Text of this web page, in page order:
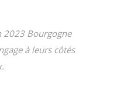
2023 Bourgogne
à leurs côtés